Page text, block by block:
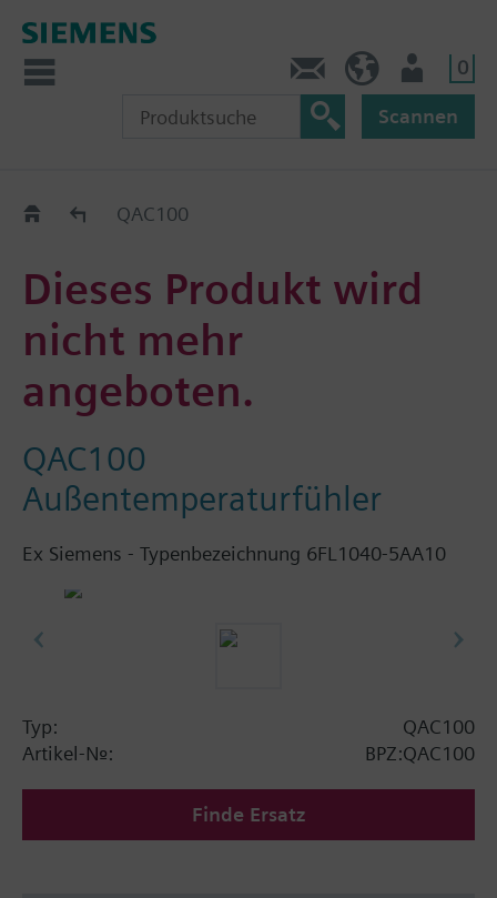
0
Scannen
Old2NewQAC100
Dieses Produkt wird
nicht mehr
angeboten.
QAC100
Außentemperaturfühler
Ex Siemens - Typenbezeichnung 6FL1040-5AA10
Typ:
QAC100
Artikel-Nr.:
BPZ:QAC100
Finde Ersatz